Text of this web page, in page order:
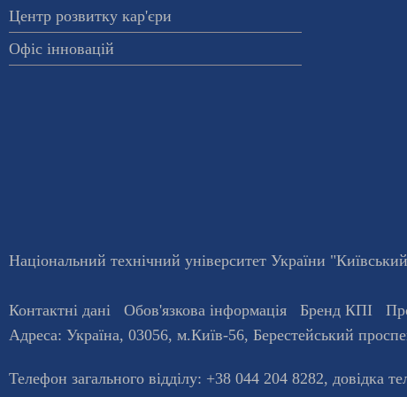
Центр розвитку кар'єри
Офіс інновацій
Національний технічний університет України
Контактні дані Обов'язкова інформація Бренд КПІ
Адреса: Україна, 03056, м.Київ-56, Берестейський
Телефон загального відділу: +38 044 204 8282, довiдка